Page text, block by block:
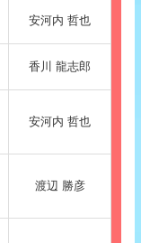
安河内 哲也
香川 龍志郎
安河内 哲也
渡辺 勝彦